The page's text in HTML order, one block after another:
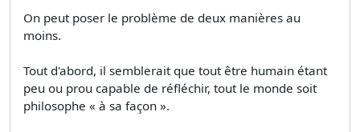
On peut poser le problème de deux manières au
moins.
Tout d'abord, il semblerait que tout être humain étant
peu ou prou capable de réfléchir, tout le monde soit
philosophe « à sa façon ».